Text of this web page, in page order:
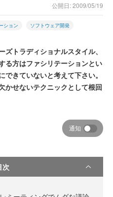
公開日: 2009/05/19
ション ソフトウェア開発
ズトラディショナルスタイル、
る方はファシリテーションとい
きていないと考えて下さい。
かせないテクニックとして根回
通知
次